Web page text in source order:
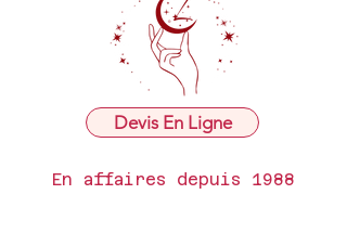
Devis En Ligne
En affaires depuis 1988